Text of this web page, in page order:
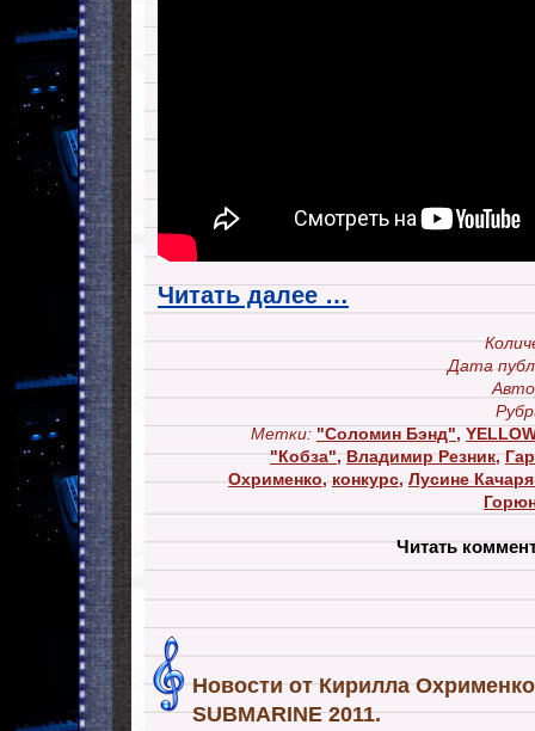
Читать далее …
Дата
Метки: "Соломин Бэнд",
"Кобза",Владимир Резник,
Охрименко,конкурс,Лусине
Читать
Новости от Кирилла
SUBMARINE 2011.